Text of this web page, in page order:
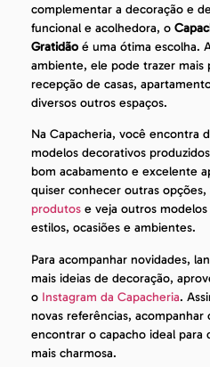
complementar a decoração e
funcional e acolhedora, o
Gratidão é uma ótima escolha.
ambiente, ele pode trazer mais
recepção de casas,
diversos outros espaços.
Na Capacheria, você encontra
modelos decorativos
bom acabamento e excelente
quiser conhecer outras opções,
produtos e veja outros
estilos, ocasiões e ambientes.
Para acompanhar novidades,
mais ideias de decoração,
o Instagram da Capacheria.
novas referências, acompanhar
encontrar o capacho ideal para
mais charmosa.